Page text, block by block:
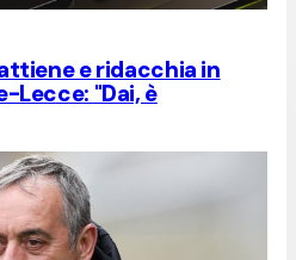
e ridacchia in
Lecce: "Dai, è